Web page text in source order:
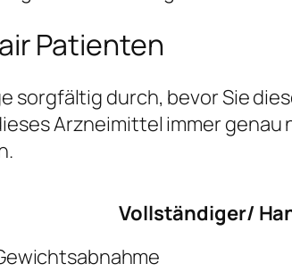
Patienten
sorgfältig durch, bevor Sie
Arzneimittel immer
Vollständiger/